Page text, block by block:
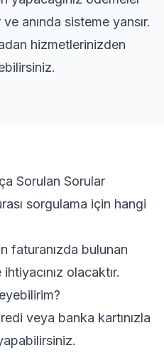
anında sisteme yansır.
hizmetlerinizden
Sorulan Sorular
sorgulama için hangi
faturanızda bulunan
olacaktır.
veya banka kartınızla